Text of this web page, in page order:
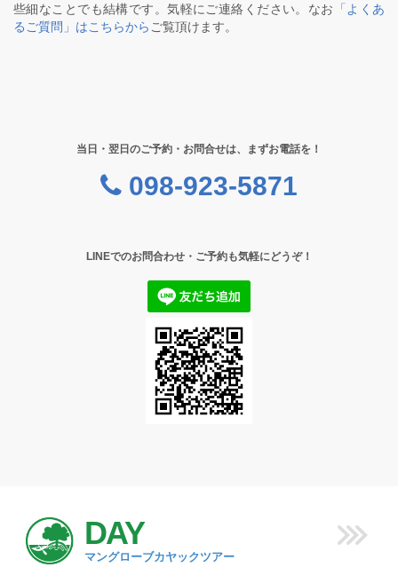
些細なことでも結構です。気軽にご連絡ください。なお
「よくあ
るご質問」はこちらから ご覧頂けます。
当日・翌日のご予約・お問合せは、まずお電話を！
098-923-5871
LINEでのお問合わせ・ご予約も気軽にどうぞ！
DAY
マングローブカヤックツアー